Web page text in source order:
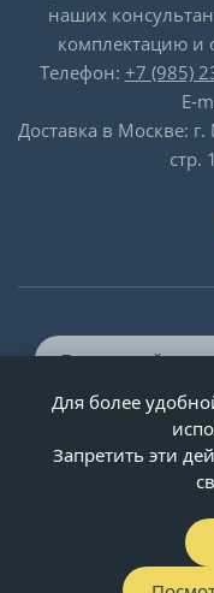
наших
комплектацию и
Телефон: +7 (985)
E-
Доставка в Москве:
стр.
© ООО «Двери-и-
Для более
Запретить эти